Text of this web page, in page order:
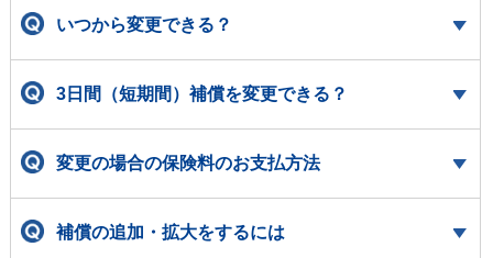
いつから変更できる？
3日間（短期間）補償を変更できる？
変更の場合の保険料のお支払方法
補償の追加・拡大をするには